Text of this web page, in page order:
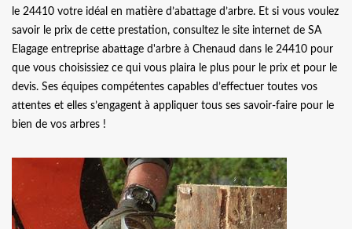
le 24410 votre idéal en matière d’abattage d’arbre. Et si vous voulez
savoir le prix de cette prestation, consultez le site internet de SA
Elagage entreprise abattage d'arbre à Chenaud dans le 24410 pour
que vous choisissiez ce qui vous plaira le plus pour le prix et pour le
devis. Ses équipes compétentes capables d’effectuer toutes vos
attentes et elles s’engagent à appliquer tous ses savoir-faire pour le
bien de vos arbres !